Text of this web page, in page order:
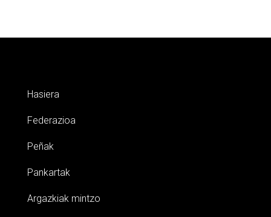
Hasiera
Federazioa
Peñak
Pankartak
Argazkiak mintzo